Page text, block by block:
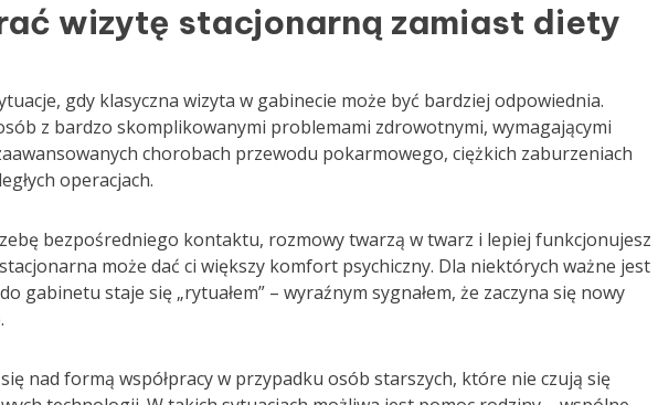
wizytę stacjonarną zamiast diety
gdy klasyczna wizyta w gabinecie może być bardziej odpowiednia.
z bardzo skomplikowanymi problemami zdrowotnymi, wymagającymi
chorobach przewodu pokarmowego, ciężkich zaburzeniach
operacjach.
bezpośredniego kontaktu, rozmowy twarzą w twarz i lepiej funkcjonujesz
może dać ci większy komfort psychiczny. Dla niektórych ważne jest
gabinetu staje się „rytuałem” – wyraźnym sygnałem, że zaczyna się nowy
nad formą współpracy w przypadku osób starszych, które nie czują się